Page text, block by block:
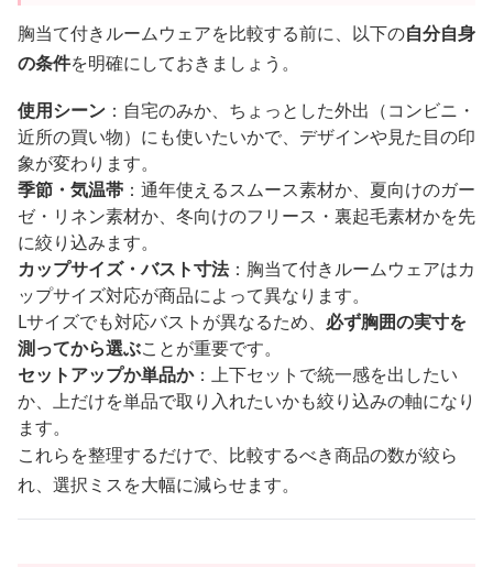
胸当て付きルームウェアを比較する前に、以下の自分自身
の条件を明確にしておきましょう。
使用シーン ：自宅のみか、ちょっとした外出（コンビニ・
近所の買い物）にも使いたいかで、デザインや見た目の印
象が変わります。
季節・気温帯 ：通年使えるスムース素材か、夏向けのガー
ゼ・リネン素材か、冬向けのフリース・裏起毛素材かを先
に絞り込みます。
カップサイズ・バスト寸法：胸当て付きルームウェアはカ
ップサイズ対応が商品によって異なります。
Lサイズでも対応バストが異なるため、 必ず胸囲の実寸を
測ってから選ぶことが重要です。
セットアップか単品か：上下セットで統一感を出したい
か、上だけを単品で取り入れたいかも絞り込みの軸になり
ます。
これらを整理するだけで、比較するべき商品の数が絞ら
れ、選択ミスを大幅に減らせます。